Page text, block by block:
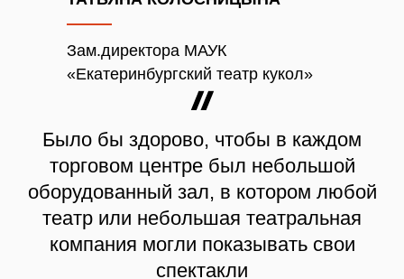
Зам.директора МАУК
«Екатеринбургский театр кукол»
Было бы здорово, чтобы в каждом
торговом центре был небольшой
оборудованный зал, в котором любой
театр или небольшая театральная
компания могли показывать свои
спектакли